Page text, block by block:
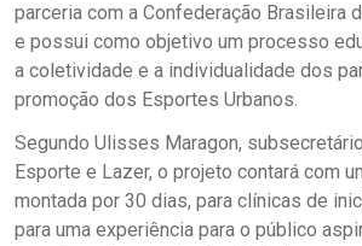
parceria com a Confederação Brasileira
e possui como objetivo um processo
a coletividade e a individualidade dos
promoção dos Esportes Urbanos.
Segundo Ulisses Maragon,
Esporte e Lazer, o projeto contará com
montada por 30 dias, para clínicas de
para uma experiência para o público